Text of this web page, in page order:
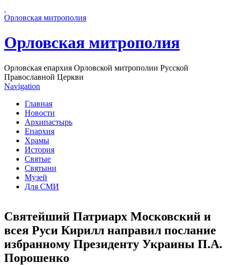
Орловская митрополия
Орловская митрополия
Орловская епархия Орловской митрополии Русской
Православной Церкви
Navigation
Главная
Новости
Архипастырь
Епархия
Храмы
История
Святые
Святыни
Музей
Для СМИ
Святейший Патриарх Московский и
всея Руси Кирилл направил послание
избранному Президенту Украины П.А.
Порошенко